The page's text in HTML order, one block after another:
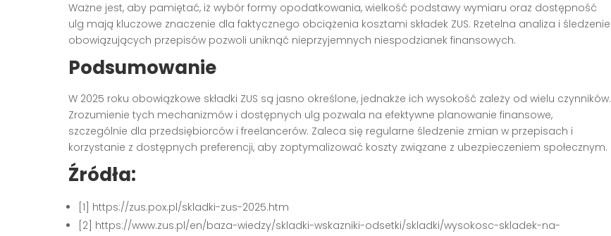
Ważne jest, aby pamiętać, iż wybór formy opodatkowania, wielkość podstawy wymiaru oraz dostępność
ulg mają kluczowe znaczenie dla faktycznego obciążenia kosztami składek ZUS. Rzetelna analiza i śledzenie
obowiązujących przepisów pozwoli uniknąć nieprzyjemnych niespodzianek finansowych.
Podsumowanie
W 2025 roku obowiązkowe składki ZUS są jasno określone, jednakże ich wysokość zależy od wielu czynników.
Zrozumienie tych mechanizmów i dostępnych ulg pozwala na efektywne planowanie finansowe,
szczególnie dla przedsiębiorców i freelancerów. Zaleca się regularne śledzenie zmian w przepisach i
korzystanie z dostępnych preferencji, aby zoptymalizować koszty związane z ubezpieczeniem społecznym.
Źródła:
[1] https://zus.pox.pl/skladki-zus-2025.htm
[2] https://www.zus.pl/en/baza-wiedzy/skladki-wskazniki-odsetki/skladki/wysokosc-skladek-na-